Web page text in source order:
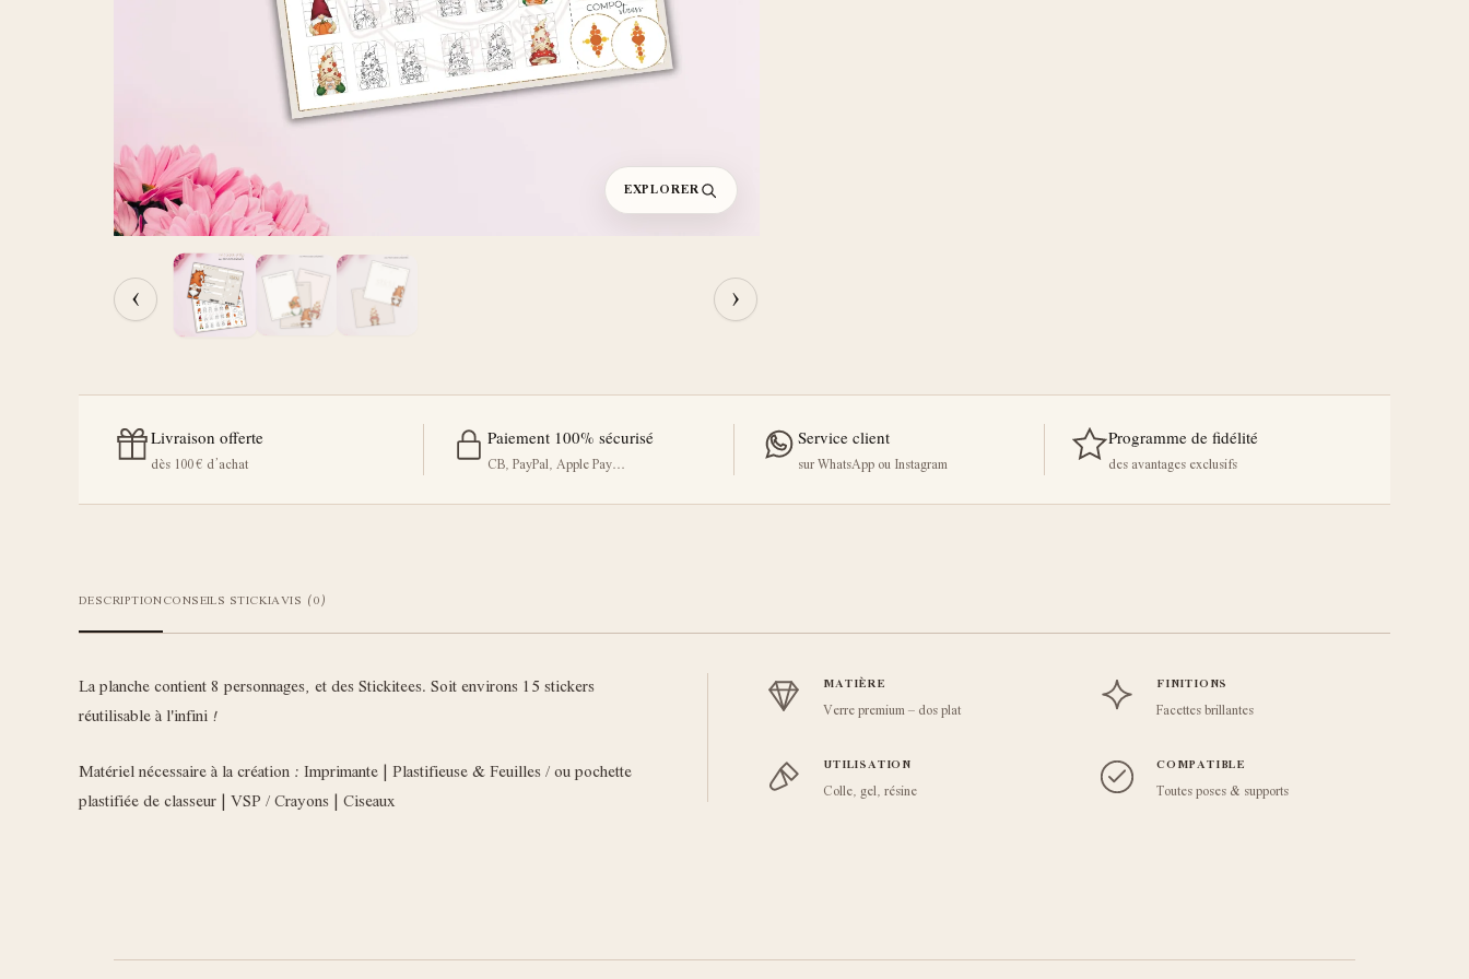
EXPLORER
‹ ›
Livraison offerte
dès 100 € d’achat
Paiement 100% sécurisé
CB, PayPal, Apple Pay…
Service client
sur WhatsApp ou Instagram
Programme de fidélité
des avantages exclusifs
DESCRIPTIONCONSEILS STICKIAVIS (0)
La planche contient 8 personnages, et des Stickitees. Soit environs 15 stickers
réutilisable à l'infini !
Matériel nécessaire à la création : Imprimante | Plastifieuse & Feuilles / ou pochette
plastifiée de classeur | VSP / Crayons | Ciseaux
MATIÈRE
Verre premium – dos plat
FINITIONS
Facettes brillantes
UTILISATION
Colle, gel, résine
COMPATIBLE
Toutes poses & supports